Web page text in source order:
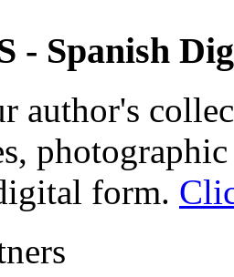
- Spanish
author's
form.